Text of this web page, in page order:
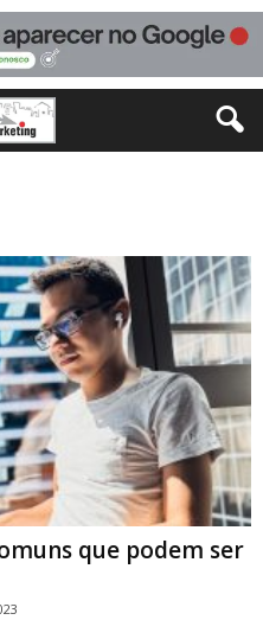
que podem ser